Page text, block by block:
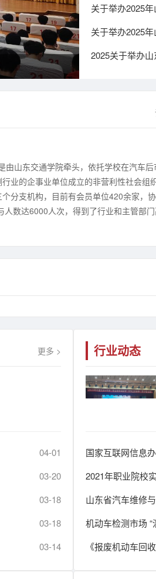
山东交通学院牵头，依托学校在汽车后
业的企事业单位成立的非营利性社会组
分支机构，目前有会员单位420余家，
数达6000人次，得到了行业和主管部
更多 >
04-01
03-20
03-18
03-18
03-14
行业动态
国家互联网信息
2021年职业院校
山东省汽车维修
机动车检测市场
《报废机动车回